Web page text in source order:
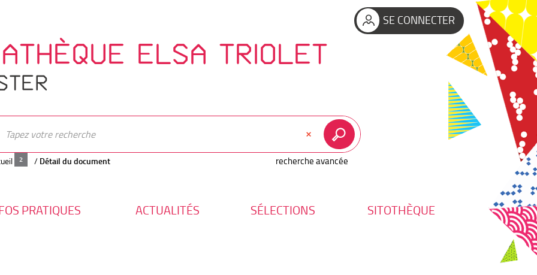
SE CONNECTER
ELSA TRIOLET
recherche avancée
/ Détail du document
PRATIQUES ACTUALITÉS SÉLECTIONS SITOTHÈQUE